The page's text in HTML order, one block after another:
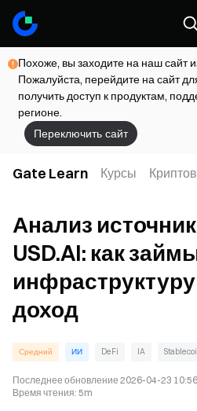
Похоже, вы заходите на наш сайт
Пожалуйста, перейдите на сайт
получить доступ к продуктам,
регионе.
Переключить сайт
Gate Learn Курсы
Анализ
USD.AI: как
доход
Средний ИИ DeFi IA
Последнее обновление 2026-04-23
Время чтения: 5m